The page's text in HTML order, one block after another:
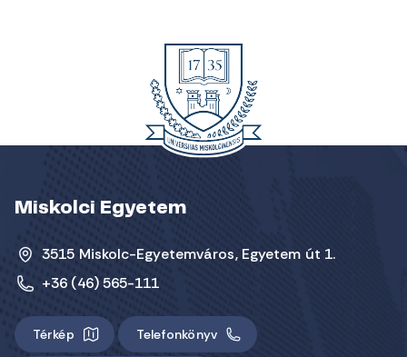
Miskolci Egyetem
3515 Miskolc-Egyetemváros, Egyetem út 1.
+36 (46) 565-111
Térkép Telefonkönyv